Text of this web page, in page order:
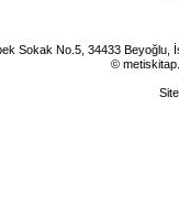
Sokak No.5, 34433
©